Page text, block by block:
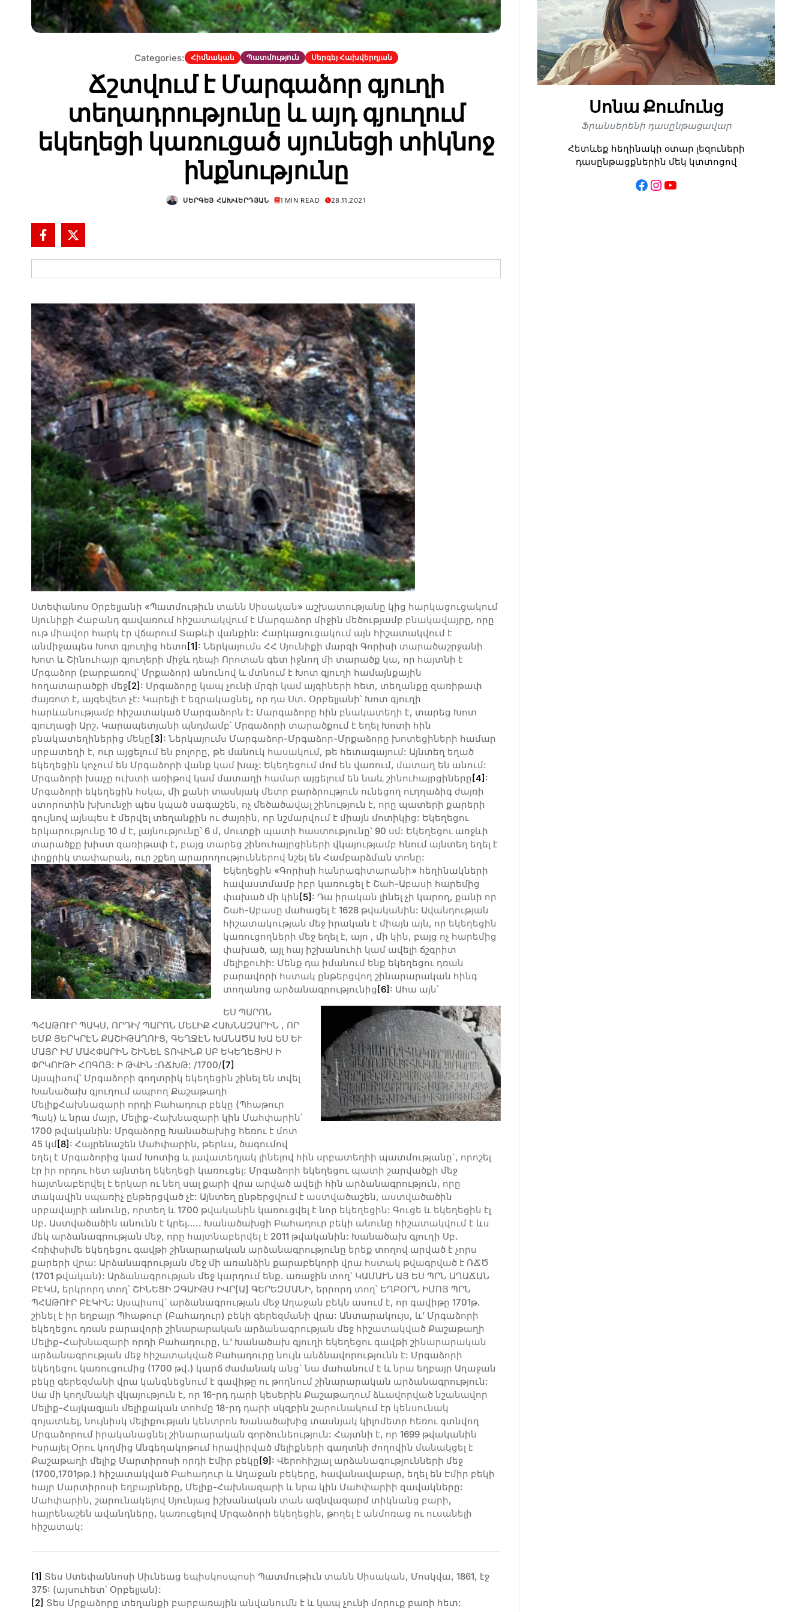
Categories: Հիմնական Պատմություն Սերգեյ Հախվերդյան
Ճշտվում է Մարգաձոր գյուղի
տեղադրությունը և այդ գյուղում
եկեղեցի կառուցած սյունեցի տիկնոջ
ինքնությունը
ՍԵՐԳԵՅ ՀԱԽՎԵՐԴՅԱՆ 1 MIN READ 28.11.2021
Ստեփանոս Օրբելյանի «Պատմութիւն տանն Սիսական» աշխատությանը կից հարկացուցակում
Սյունիքի Հաբանդ գավառում հիշատակվում է Մարգաձոր միջին մեծությամբ բնակավայրը, որը
ութ միավոր հարկ էր վճարում Տաթևի վանքին: Հարկացուցակում այն հիշատակվում է
անմիջապես Խոտ գյուղից հետո [1] : Ներկայումս ՀՀ Սյունիքի մարզի Գորիսի տարածաշրջանի
Խոտ և Շինուհայր գյուղերի միջև դեպի Որոտան գետ իջնող մի տարածք կա, որ հայտնի է
Մրգաձոր (բարբառով՝ Մրքաձոր) անունով և մտնում է Խոտ գյուղի համայնքային
հողատարածքի մեջ[2] : Մրգաձորը կապ չունի մրգի կամ այգիների հետ, տեղանքը զառիթափ
ժայռոտ է, այգեվետ չէ: Կարելի է եզրակացնել, որ դա Ստ. Օրբելյանի՝ Խոտ գյուղի
հարևանությամբ հիշատակած Մարգաձորն է: Մարգաձորը հին բնակատեղի է, տարեց Խոտ
գյուղացի Արշ. Կարապետյանի պնդմամբ՝ Մրգաձորի տարածքում է եղել Խոտի հին
բնակատեղիներից մեկը [3] : Ներկայումս Մարգաձոր-Մրգաձոր-Մրքաձորը խոտեցիների համար
սրբատեղի է, ուր այցելում են բոլորը, թե մանուկ հասակում, թե հետագայում: Այնտեղ եղած
եկեղեցին կոչում են Մրգաձորի վանք կամ խաչ: Եկեղեցում մոմ են վառում, մատաղ են անում:
Մրգաձորի խաչը ուխտի առիթով կամ մատաղի համար այցելում են նաև շինուհայրցիները [4] :
Մրգաձորի եկեղեցին հսկա, մի քանի տասնյակ մետր բարձրություն ունեցող ուղղաձիգ ժայռի
ստորոտին խխունջի պես կպած սագաշեն, ոչ մեծածավալ շինություն է, որը պատերի քարերի
գույնով այնպես է մերվել տեղանքին ու ժայռին, որ նշմարվում է միայն մոտիկից: Եկեղեցու
երկարությունը 10 մ է, լայնությունը՝ 6 մ, մուտքի պատի հաստությունը՝ 90 սմ: Եկեղեցու առջևի
տարածքը խիստ զառիթափ է, բայց տարեց շինուհայրցիների վկայությամբ հնում այնտեղ եղել է
փոքրիկ տափարակ, ուր շքեղ արարողություններով նշել են Համբարձման տոնը:
Եկեղեցին «Գորիսի հանրագիտարանի» հեղինակների
հավաստմամբ իբր կառուցել է Շահ-Աբասի հարեմից
փախած մի կին [5] : Դա իրական լինել չի կարող, քանի որ
Շահ-Աբասը մահացել է 1628 թվականին: Ավանդության
հիշատակության մեջ իրական է միայն այն, որ եկեղեցին
կառուցողների մեջ եղել է, այո , մի կին, բայց ոչ հարեմից
փախած, այլ հայ իշխանուհի կամ ավելի ճշգրիտ
մելիքուհի: Մենք դա իմանում ենք եկեղեցու դռան
բարավորի հստակ ընթերցվող շինարարական հինգ
տողանոց արձանագրությունից [6] : Ահա այն՝
ԵՍ ՊԱՐՈՆ
ՊՀԱԹՈՒՐ ՊԱԿՍ, ՈՐԴԻ/ ՊԱՐՈՆ ՄԵԼԻՔ ՀԱԽՆԱԶԱՐԻՆ , ՈՐ
ԵՄՔ ՅԵՐԿՐԷՆ ՔԱՇԻԹԱՂՈՒՑ, ԳԵՂՋԷՆ ԽԱՆԱԾԱ ԽԱ ԵՍ ԵՒ
ՄԱՅՐ ԻՄ ՄԱՀՓԱՐԻՆ ՇԻՆԵԼ ՏՈՎԻՆՔ ՍԲ ԵԿԵՂԵՑԻՍ Ի
ՓՐԿՈՒԹԻ ՀՈԳՈՅ: Ի ԹՎԻՆ :ՌՃԽԹ: /1700/ [7]
Այսպիսով՝ Մրգաձորի գողտրիկ եկեղեցին շինել են տվել
Խանածախ գյուղում ապրող Քաշաթաղի
ՄելիքՀախնազարի որդի Բահադուր բեկը (Պհաթուր
Պակ) և նրա մայր, Մելիք-Հախնազարի կին Մահփարին՝
1700 թվականին: Մրգաձորը Խանածախից հեռու է մոտ
45 կմ[8] : Հայրենաշեն Մահփարին, թերևս, ծագումով
եղել է Մրգաձորից կամ Խոտից և լավատեղյակ լինելով հին սրբատեղիի պատմությանը`, որոշել
էր իր որդու հետ այնտեղ եկեղեցի կառուցել: Մրգաձորի եկեղեցու պատի շարվածքի մեջ
հայտնաբերվել է երկար ու նեղ սալ քարի վրա արված ավելի հին արձանագրություն, որը
տակավին սպառիչ ընթերցված չէ: Այնտեղ ընթերցվում է աստվածաշեն, աստվածածին
սրբավայրի անունը, որտեղ և 1700 թվականին կառուցվել է նոր եկեղեցին: Գուցե և եկեղեցին էլ
Սբ. Աստվածածին անունն է կրել….. Խանածախցի Բահադուր բեկի անունը հիշատակվում է ևս
մեկ արձանագրության մեջ, որը հայտնաբերվել է 2011 թվականին: Խանածախ գյուղի Սբ.
Հռիփսիմե եկեղեցու գավթի շինարարական արձանագրությունը երեք տողով արված է չորս
քարերի վրա: Արձանագրության մեջ մի առանձին քարաբեկորի վրա հստակ թվագրված է ՌՃԾ
(1701 թվական): Արձանագրության մեջ կարդում ենք. առաջին տող՝ ԿԱՄԱՒՆ ԱՅ ԵՍ ՊՐՆ ԱՂԱՃԱՆ
ԲԷԿՍ, երկրորդ տող՝ ՇԻՆԵՑԻ ԶԳԱԻԹՍ ԻՎՐ[Ա] ԳԵՐԵԶՄԱՆԻ, երրորդ տող՝ ԵՂԲՕՐՆ ԻՄՈՅ ՊՐՆ
ՊՀԱԹՈՒՐ ԲԷԿԻՆ: Այսպիսով` արձանագրության մեջ Աղաջան բեկն ասում է, որ գավիթը 1701թ.
շինել է իր եղբայր Պհաթուր (Բահադուր) բեկի գերեզմանի վրա: Անտարակույս, և’ Մրգաձորի
եկեղեցու դռան բարավորի շինարարական արձանագրության մեջ հիշատակված Քաշաթաղի
Մելիք-Հախնազարի որդի Բահադուրը, և’ Խանածախ գյուղի եկեղեցու գավթի շինարարական
արձանագրության մեջ հիշատակված Բահադուրը նույն անձնավորությունն է: Մրգաձորի
եկեղեցու կառուցումից (1700 թվ.) կարճ ժամանակ անց` նա մահանում է և նրա եղբայր Աղաջան
բեկը գերեզմանի վրա կանգնեցնում է գավիթը ու թողնում շինարարական արձանագրություն:
Սա մի կողմնակի վկայություն է, որ 16-րդ դարի կեսերին Քաշաթաղում ձևավորված նշանավոր
Մելիք-Հայկազյան մելիքական տոհմը 18-րդ դարի սկզբին շարունակում էր կենսունակ
գոյատևել, նույնիսկ մելիքության կենտրոն Խանածախից տասնյակ կիլոմետր հեռու գտնվող
Մրգաձորում իրականացնել շինարարական գործունեություն: Հայտնի է, որ 1699 թվականին
Իսրայել Օրու կողմից Անգեղակոթում հրավիրված մելիքների գաղտնի ժողովին մանակցել է
Քաշաթաղի մելիք Մարտիրոսի որդի Էմիր բեկը [9] : Վերոհիշյալ արձանագությունների մեջ
(1700,1701թթ.) հիշատակված Բահադուր և Աղաջան բեկերը, հավանավաբար, եղել են Էմիր բեկի
հայր Մարտիրոսի եղբայրները, Մելիք-Հախնազարի և նրա կին Մահփարիի զավակները:
Մահփարին, շարունակելով Սյունյաց իշխանական տան ազնվազարմ տիկնանց բարի,
հայրենաշեն ավանդները, կառուցելով Մրգաձորի եկեղեցին, թողել է անմոռաց ու ուսանելի
հիշատակ:
[1] Տես Ստեփաննոսի Սիւնեաց եպիսկոսպոսի Պատմութիւն տանն Սիսական, Մոսկվա, 1861, էջ
375: (այսուհետ՝ Օրբելյան):
[2] Տես Մրքաձորը տեղանքի բարբառային անվանումն է և կապ չունի մորուք բառի հետ:
Սոնա Քումունց
Ֆրանսերենի դասընթացավար
Հետևեք հեղինակի օտար լեզուների
դասընթացքներին մեկ կտտոցով